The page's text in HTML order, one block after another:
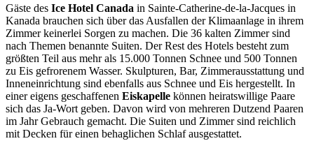
Gäste des Ice Hotel Canada in Sainte-Catherine-de-la-Jacques in
Kanada brauchen sich über das Ausfallen der Klimaanlage in ihrem
Zimmer keinerlei Sorgen zu machen. Die 36 kalten Zimmer sind
nach Themen benannte Suiten. Der Rest des Hotels besteht zum
größten Teil aus mehr als 15.000 Tonnen Schnee und 500 Tonnen
zu Eis gefrorenem Wasser. Skulpturen, Bar, Zimmerausstattung und
Inneneinrichtung sind ebenfalls aus Schnee und Eis hergestellt. In
einer eigens geschaffenen Eiskapelle können heiratswillige Paare
sich das Ja-Wort geben. Davon wird von mehreren Dutzend Paaren
im Jahr Gebrauch gemacht. Die Suiten und Zimmer sind reichlich
mit Decken für einen behaglichen Schlaf ausgestattet.